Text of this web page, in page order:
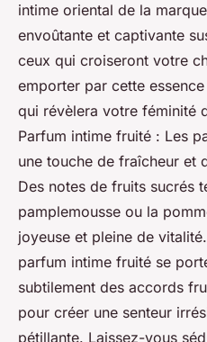
intime oriental de la
envoûtante et captivante
ceux qui croiseront votre
emporter par cette
qui révèlera votre féminité
Parfum intime fruité : Les
une touche de fraîcheur et
Des notes de fruits sucrés
pamplemousse ou la
joyeuse et pleine de
parfum intime fruité se
subtilement des accords
pour créer une senteur
pétillante. Laissez-vous